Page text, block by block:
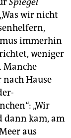
wir nicht
immerhin
weniger
Manche
Hause
„Wir
dann kam, am
aus